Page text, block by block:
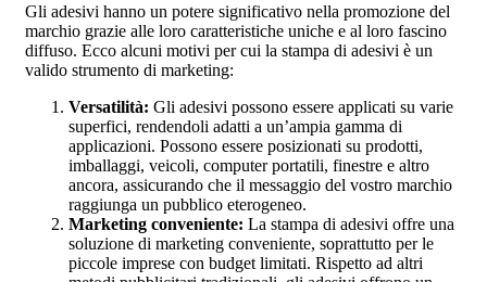
Gli adesivi hanno un potere significativo nella promozione del
marchio grazie alle loro caratteristiche uniche e al loro fascino
diffuso. Ecco alcuni motivi per cui la stampa di adesivi è un
valido strumento di marketing:
Versatilità: Gli adesivi possono essere applicati su varie
superfici, rendendoli adatti a un’ampia gamma di
applicazioni. Possono essere posizionati su prodotti,
imballaggi, veicoli, computer portatili, finestre e altro
ancora, assicurando che il messaggio del vostro marchio
raggiunga un pubblico eterogeneo.
Marketing conveniente: La stampa di adesivi offre una
soluzione di marketing conveniente, soprattutto per le
piccole imprese con budget limitati. Rispetto ad altri